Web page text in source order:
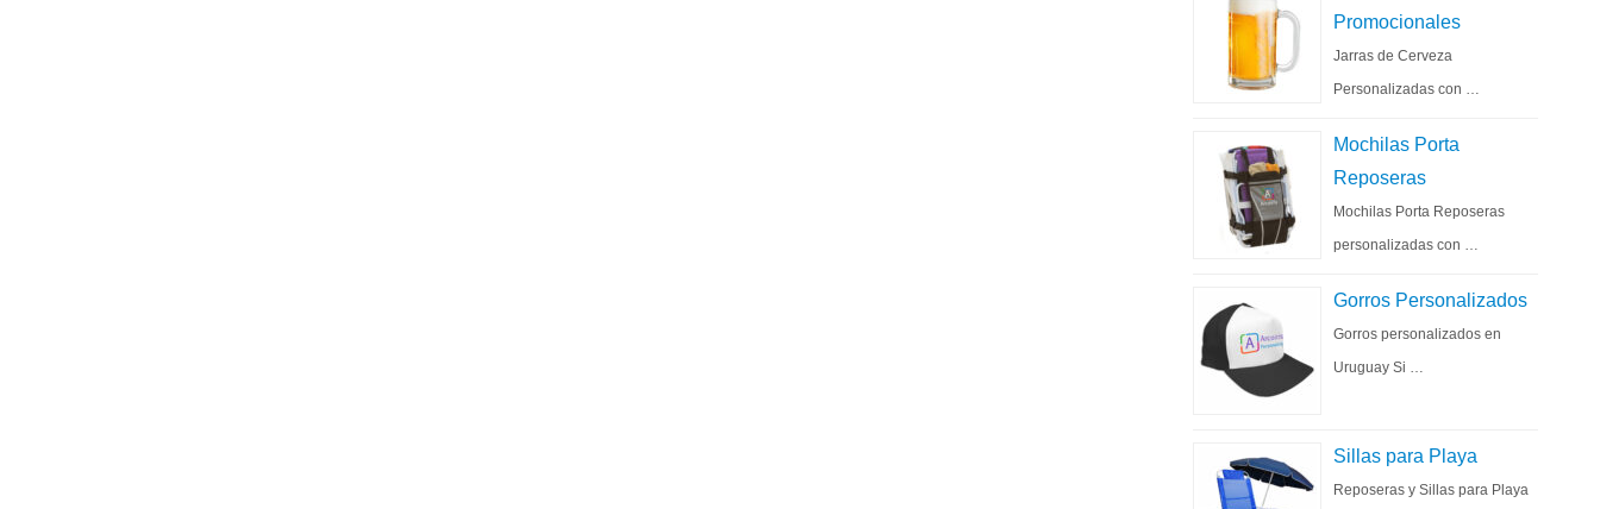
Promocionales
Jarras de Cerveza
Personalizadas con …
Mochilas Porta
Reposeras
Mochilas Porta Reposeras
personalizadas con …
Gorros Personalizados
Gorros personalizados en
Uruguay Si …
Sillas para Playa
Reposeras y Sillas para Playa